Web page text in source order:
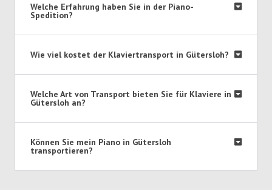
Welche Erfahrung haben Sie in der Piano-
Spedition?
Wie viel kostet der Klaviertransport in Gütersloh?
Welche Art von Transport bieten Sie für Klaviere in
Gütersloh an?
Können Sie mein Piano in Gütersloh
transportieren?